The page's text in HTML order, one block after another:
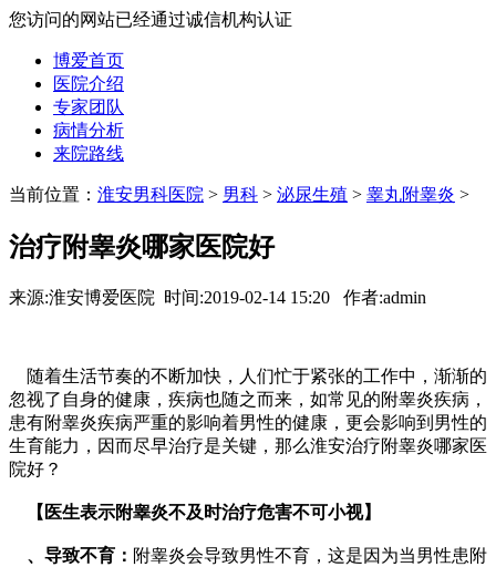
您访问的网站已经通过诚信机构认证
博爱首页
医院介绍
专家团队
病情分析
来院路线
当前位置： 淮安男科医院 > 男科 > 泌尿生殖 > 睾丸附睾炎 >
治疗附睾炎哪家医院好
来源:淮安博爱医院 时间:2019-02-14 15:20 作者:admin
随着生活节奏的不断加快，人们忙于紧张的工作中，渐渐的
忽视了自身的健康，疾病也随之而来，如常见的附睾炎疾病，
患有附睾炎疾病严重的影响着男性的健康，更会影响到男性的
生育能力，因而尽早治疗是关键，那么淮安治疗附睾炎哪家医
院好？
【医生表示附睾炎不及时治疗危害不可小视】
、导致不育： 附睾炎会导致男性不育，这是因为当男性患附